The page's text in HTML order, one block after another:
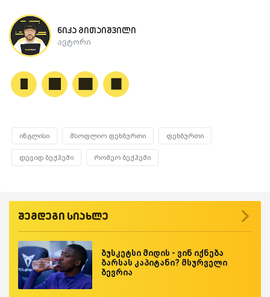
ნიკა მითაიშვილი
ავტორი
ინგლისი მსოფლიო ფეხბურთი ფეხბურთი
დევიდ ბექჰემი რომეო ბექჰემი
შემდეგი სიახლე
ბუსკეტსი მიდის - ვინ იქნება
ბარსას კაპიტანი? მსურველი
ბევრია